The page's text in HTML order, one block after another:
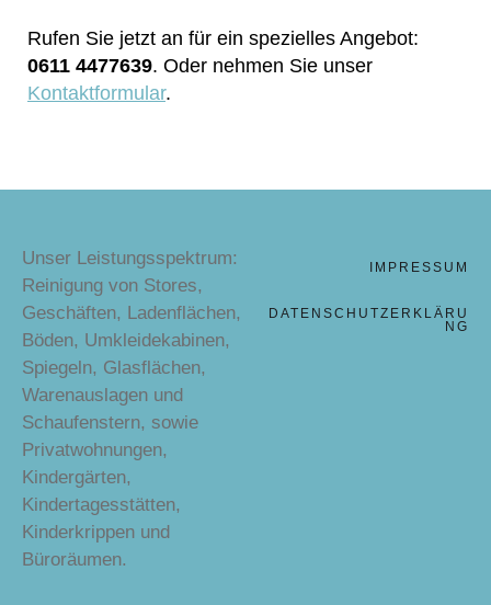
Rufen Sie jetzt an für ein spezielles Angebot:
0611 4477639. Oder nehmen Sie unser
Kontaktformular.
Unser Leistungsspektrum:
Reinigung von Stores,
Geschäften, Ladenflächen,
Böden, Umkleidekabinen,
Spiegeln, Glasflächen,
Warenauslagen und
Schaufenstern, sowie
Privatwohnungen,
Kindergärten,
Kindertagesstätten,
Kinderkrippen und
Büroräumen.
IMPRESSUM
DATENSCHUTZERKLÄRU
NG